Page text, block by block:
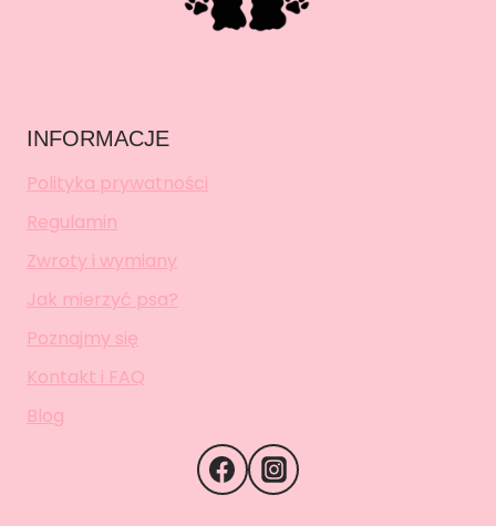
INFORMACJE
Polityka prywatności
Regulamin
Zwroty i wymiany
Jak mierzyć psa?
Poznajmy się
Kontakt i FAQ
Blog